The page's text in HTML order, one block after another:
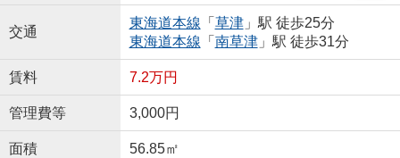
交通
東海道本線 「 草津」駅 徒歩25分
東海道本線 「 南草津」駅 徒歩31分
賃料 7.2万円
管理費等 3,000円
面積 56.85㎡